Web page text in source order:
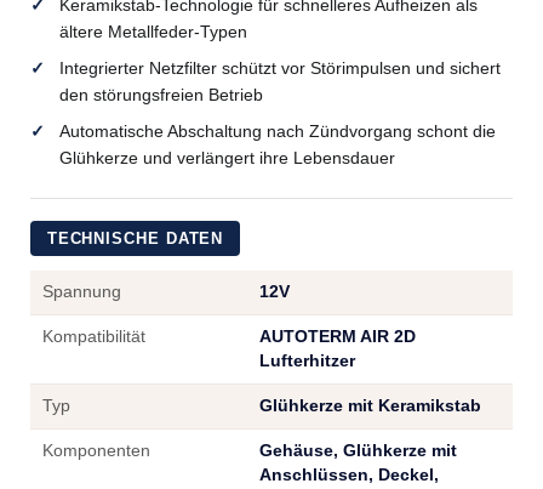
Keramikstab-Technologie für schnelleres Aufheizen als
ältere Metallfeder-Typen
Integrierter Netzfilter schützt vor Störimpulsen und sichert
den störungsfreien Betrieb
Automatische Abschaltung nach Zündvorgang schont die
Glühkerze und verlängert ihre Lebensdauer
TECHNISCHE DATEN
Spannung 12V
Kompatibilität
AUTOTERM AIR 2D
Lufterhitzer
Typ Glühkerze mit Keramikstab
Komponenten
Gehäuse, Glühkerze mit
Anschlüssen, Deckel,